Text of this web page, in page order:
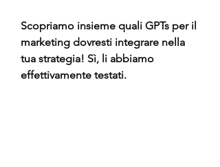
Scopriamo insieme quali GPTs per il
marketing dovresti integrare nella
tua strategia! Sì, li abbiamo
effettivamente testati.